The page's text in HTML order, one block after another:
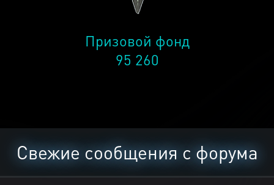
Призовой фонд
95 260
Свежие сообщения с форума